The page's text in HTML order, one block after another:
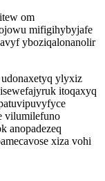
om
mifigihybyjafe
yboziqalonanolir
ylyxiz
itoqaxyq
vilumilefuno
anopadezeq
xiza vohi